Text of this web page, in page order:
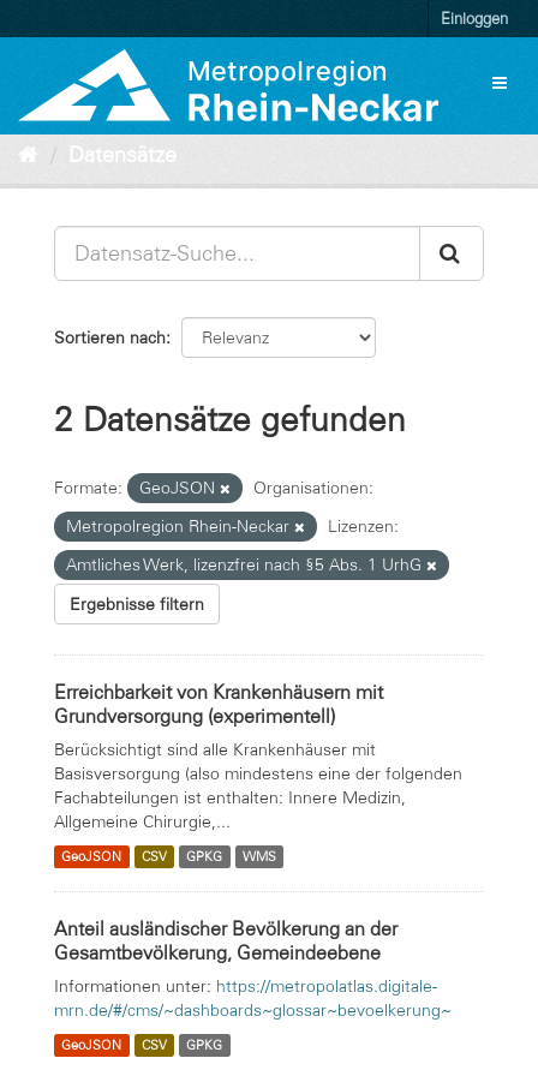
zum
Einloggen
Datensätze
Sortieren nach
2 Datensätze gefunden
Formate: GeoJSON
Organisationen:
Metropolregion Rhein-Neckar
Lizenzen:
Amtliches Werk, lizenzfrei nach §5 Abs. 1 UrhG
Ergebnisse filtern
Erreichbarkeit von Krankenhäusern mit
Grundversorgung (experimentell)
Berücksichtigt sind alle Krankenhäuser mit
Basisversorgung (also mindestens eine der folgenden
Fachabteilungen ist enthalten: Innere Medizin,
Allgemeine Chirurgie,...
GeoJSON CSV GPKG WMS
Anteil ausländischer Bevölkerung an der
Gesamtbevölkerung, Gemeindeebene
Informationen unter: https://metropolatlas.digitale-
mrn.de/#/cms/~dashboards~glossar~bevoelkerung~
GeoJSON CSV GPKG